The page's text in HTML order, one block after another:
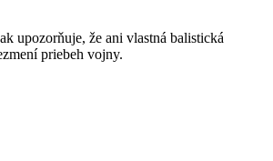
upozorňuje, že ani vlastná balistická
priebeh vojny.